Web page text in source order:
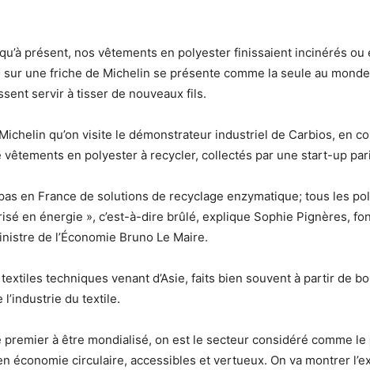
présent, nos vêtements en polyester finissaient incinérés
une friche de Michelin se présente comme la seule au
servir à tisser de nouveaux fils.
qu’on visite le démonstrateur industriel de Carbios, en
en polyester à recycler, collectés par une start-up
en France de solutions de recyclage enzymatique; tous les
en énergie », c’est-à-dire brûlé, explique Sophie Pignères,
de l’Économie Bruno Le Maire.
techniques venant d’Asie, faits bien souvent à partir de
du textile.
à être mondialisé, on est le secteur considéré comme
économie circulaire, accessibles et vertueux. On va montrer